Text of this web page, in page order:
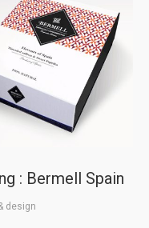
: Bermell Spain
design